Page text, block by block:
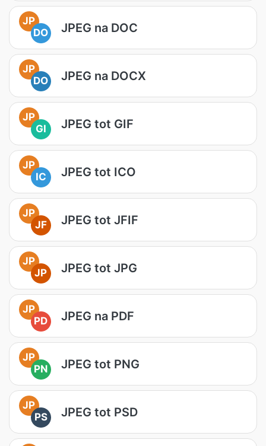
JP
DO
JPEG na DOC
JP
DO
JPEG na DOCX
JP
GI
JPEG tot GIF
JP
IC
JPEG tot ICO
JP
JF
JPEG tot JFIF
JP
JP
JPEG tot JPG
JP
PD
JPEG na PDF
JP
PN
JPEG tot PNG
JP
PS
JPEG tot PSD